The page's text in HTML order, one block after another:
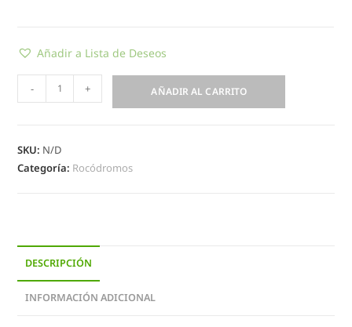
Añadir a Lista de Deseos
- + AÑADIR AL CARRITO
SKU: N/D
Categoría: Rocódromos
DESCRIPCIÓN
INFORMACIÓN ADICIONAL